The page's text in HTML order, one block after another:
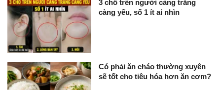
3 chỗ trên người càng trắng
càng yếu, số 1 ít ai nhìn
Có phải ăn cháo thường xuyên
sẽ tốt cho tiêu hóa hơn ăn cơm?